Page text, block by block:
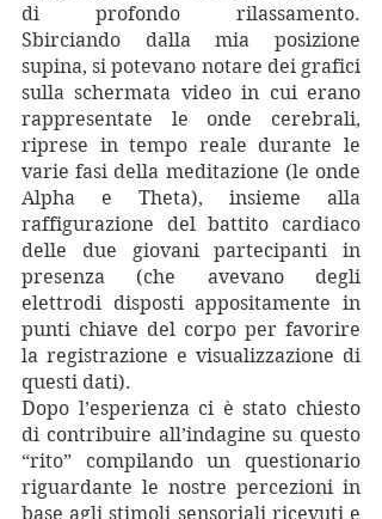
di profondo rilassamento.
Sbirciando dalla mia posizione
supina, si potevano notare dei grafici
sulla schermata video in cui erano
rappresentate le onde cerebrali,
riprese in tempo reale durante le
varie fasi della meditazione (le onde
Alpha e Theta), insieme alla
raffigurazione del battito cardiaco
delle due giovani partecipanti in
presenza (che avevano degli
elettrodi disposti appositamente in
punti chiave del corpo per favorire
la registrazione e visualizzazione di
questi dati).
Dopo l’esperienza ci è stato chiesto
di contribuire all’indagine su questo
“rito” compilando un questionario
riguardante le nostre percezioni in
base agli stimoli sensoriali ricevuti e